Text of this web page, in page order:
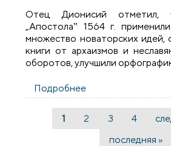
Отец Дионисий отметил,
„Апостола‟ 1564 г.
множество новаторских идей,
книги от архаизмов и
оборотов, улучшили
Подробнее
Свислочь о
«Апостол»
Страницы
1 2 3 4
последняя »